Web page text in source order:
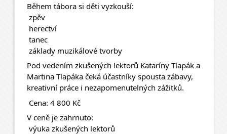
Během tábora si děti vyzkouší:
zpěv
herectví
tanec
základy muzikálové tvorby
Pod vedením zkušených lektorů Kataríny Tlapák a
Martina Tlapáka čeká účastníky spousta zábavy,
kreativní práce i nezapomenutelných zážitků.
Cena: 4 800 Kč
V ceně je zahrnuto:
výuka zkušených lektorů